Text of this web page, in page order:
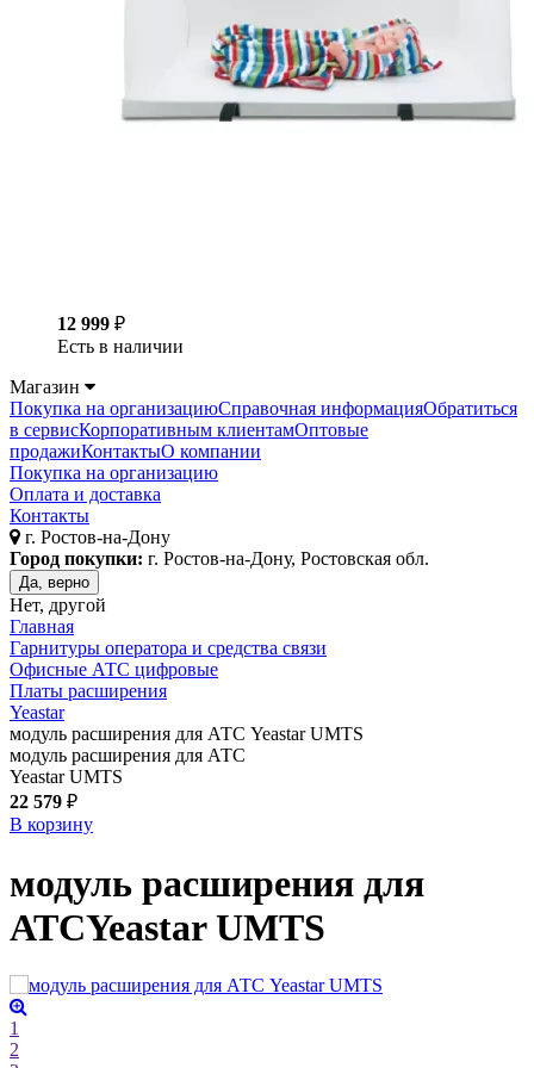
12 999 ₽
Есть в наличии
Магазин
Покупка на организациюСправочная информацияОбратиться
в сервисКорпоративным клиентамОптовые
продажиКонтактыО компании
Покупка на организацию
Оплата и доставка
Контакты
г. Ростов-на-Дону
Город покупки: г. Ростов-на-Дону, Ростовская обл.
Да, верно
Нет, другой
Главная
Гарнитуры оператора и средства связи
Офисные АТС цифровые
Платы расширения
Yeastar
модуль расширения для АТС Yeastar UMTS
модуль расширения для АТС
Yeastar UMTS
22 579 ₽
В корзину
модуль расширения для
АТСYeastar UMTS
1
2